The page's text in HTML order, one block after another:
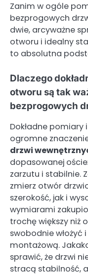
Zanim w ogóle
bezprogowych
dwie, arcyważne
otworu i idealny
to absolutna
Dlaczego
otworu są tak
bezprogowych
Dokładne
ogromne
drzwi
dopasowanej
zarzutu i stabilnie.
zmierz otwór
szerokość, jak i
wymiarami
trochę większy niż
swobodnie włożyć
montażową.
sprawić, że drzwi
stracą stabilność,